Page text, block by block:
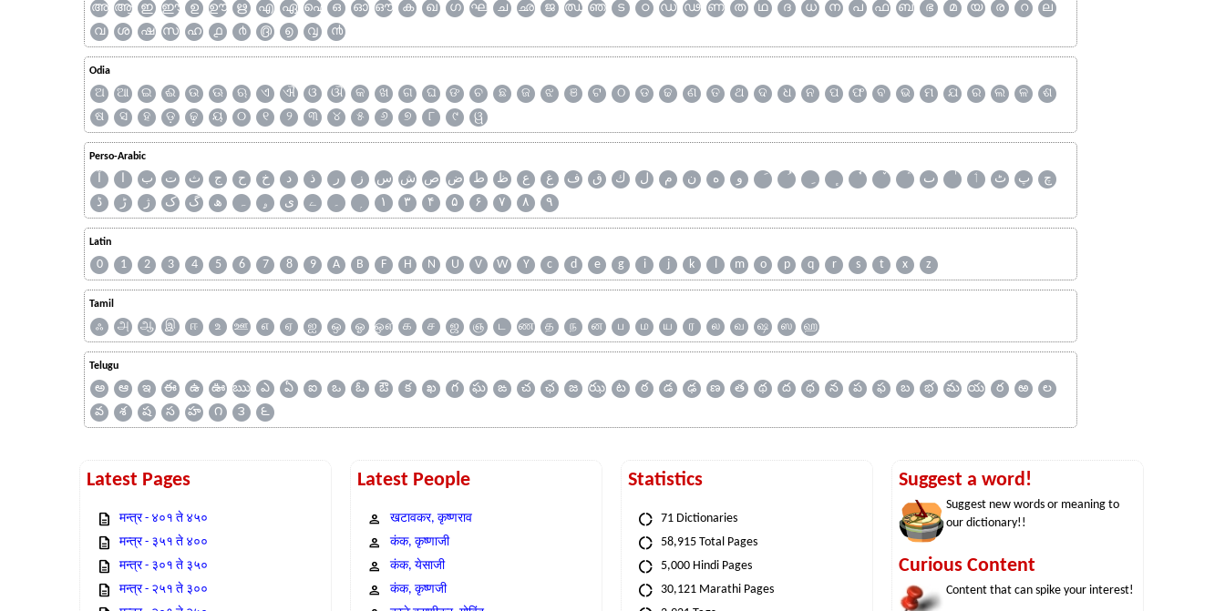
അ ആ ഇ ഈ ഉ ഊ ഋ എ ഏ ഐ ഒ ഓ ഔ ക ഖ ഗ ഘ ച ഛ ജ ഝ ഞ ട ഠ ഡ ഢ ണ ത ഥ ദ ധ ന പ ഫ ബ ഭ മ യ ര റ
ല
വ
ശ ഷ സ ഹ ൧ ൪ ൫ ൭ ൮ ൯
Odia
ଅ ଆ ଇ ଈ ଉ ଊ ଋ ଏ ଐ ଓ ଔ କ ଖ ଗ ଘ ଙ ଚ ଛ ଜ ଝ ଞ ଟ ଠ ଡ ଢ ଣ ତ ଥ ଦ ଧ ନ ପ ଫ ବ ଭ ମ ଯ ର ଲ ଳ
ଶ
ଷ
ସ ହ ଡ଼ ଢ଼ ୟ ୦ ୧ ୨ ୩ ୪ ୫ ୬ ୭ ୮ ୯ ୱ
Perso-Arabic
آ ا ب ت ث ج ح خ د ذ ر ز س ش ص ض ط ظ ع غ ف ق ك ل م ن ه و ٮ ٲ ٹ پ
چ
ڈ
ڑ ژ ک گ ھ ہ ۄ ی ے ۔ ۱ ۳ ۴ ۵ ۶ ۷ ۸ ۹
Latin
0 1 2 3 4 5 6 7 8 9 A B F H N U V W Y c d e g i j k l m o p q r s t x z
Tamil
ஃ அ ஆ இ ஈ உ ஊ எ ஏ ஐ ஒ ஓ ஔ க ச ஜ ஞ ட ண த ந ன ப ம ய ர ல வ ஷ ஸ ஹ
Telugu
అ ఆ ఇ ఈ ఉ ఊ ఋ ఎ ఏ ఐ ఒ ఓ ఔ క ఖ గ ఘ ఙ చ ఛ జ ఝ ట ఠ డ ఢ ణ త థ ద ధ న ప ఫ బ భ మ య ర ఱ
ల
వ
శ ష స హ ౧ ౩ ౬
Latest Pages
मन्त्र - ४०१ ते ४५०
मन्त्र - ३५१ ते ४००
मन्त्र - ३०१ ते ३५०
मन्त्र - २५१ ते ३००
Latest People
खटावकर, कृष्णराव
कंक, कृष्णाजी
कंक, येसाजी
कंक, कृष्णजी
Statistics
71 Dictionaries
58,915 Total Pages
5,000 Hindi Pages
30,121 Marathi Pages
Suggest a word!
Suggest new words or meaning to
our dictionary!!
Curious Content
Content that can spike your interest!